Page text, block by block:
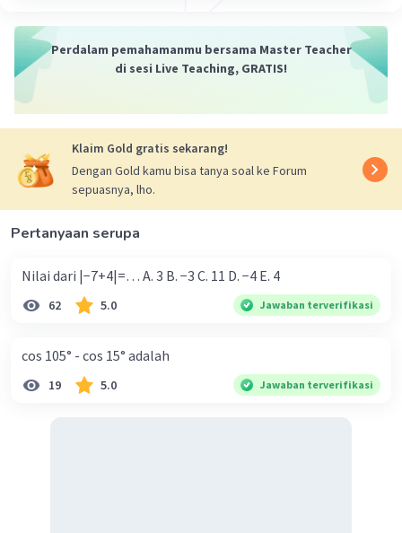
Iklan
Perdalam pemahamanmu bersama Master Teacher
di sesi Live Teaching, GRATIS!
Klaim Gold gratis sekarang!
Dengan Gold kamu bisa tanya soal ke Forum
sepuasnya, lho.
Pertanyaan serupa
Nilai dari |−7+4|=… A. 3 B. −3 C. 11 D. −4 E. 4
62 5.0 Jawaban terverifikasi
cos 105° - cos 15° adalah
19 5.0 Jawaban terverifikasi